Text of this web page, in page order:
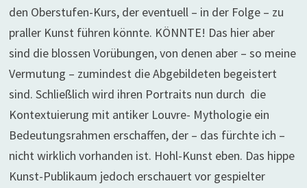
den Oberstufen-Kurs, der eventuell – in der Folge – zu
praller Kunst führen könnte. KÖNNTE! Das hier aber
sind die blossen Vorübungen, von denen aber – so meine
Vermutung – zumindest die Abgebildeten begeistert
sind. Schließlich wird ihren Portraits nun durch die
Kontextuierung mit antiker Louvre- Mythologie ein
Bedeutungsrahmen erschaffen, der – das fürchte ich –
nicht wirklich vorhanden ist. Hohl-Kunst eben. Das hippe
Kunst-Publikaum jedoch erschauert vor gespielter